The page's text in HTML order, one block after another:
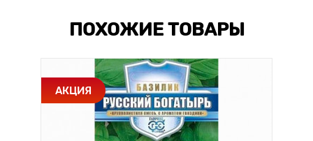
ПОХОЖИЕ ТОВАРЫ
АКЦИЯ